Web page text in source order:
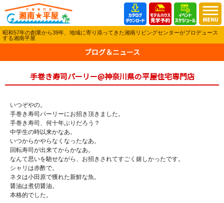
昭和57年の創業から39年、地域に寄り添ってきた湘南リビングセンターがプロデュース
する湘南平屋
ブログ＆ニュース
手巻き寿司パーリー@神奈川県の平屋住宅専門店
いつぞやの。
手巻き寿司パーリーにお招き頂きました。
手巻き寿司、何十年ぶりだろう？
中学生の時以来かなあ。
いつからかやらなくなったなあ。
回転寿司が出来てからかなあ。
なんて思いを馳せながら、お招きされてすごく嬉しかったです。
シャリは赤酢で。
ネタは小田原で獲れた新鮮な魚。
醤油は煮切醤油。
本格的でした。